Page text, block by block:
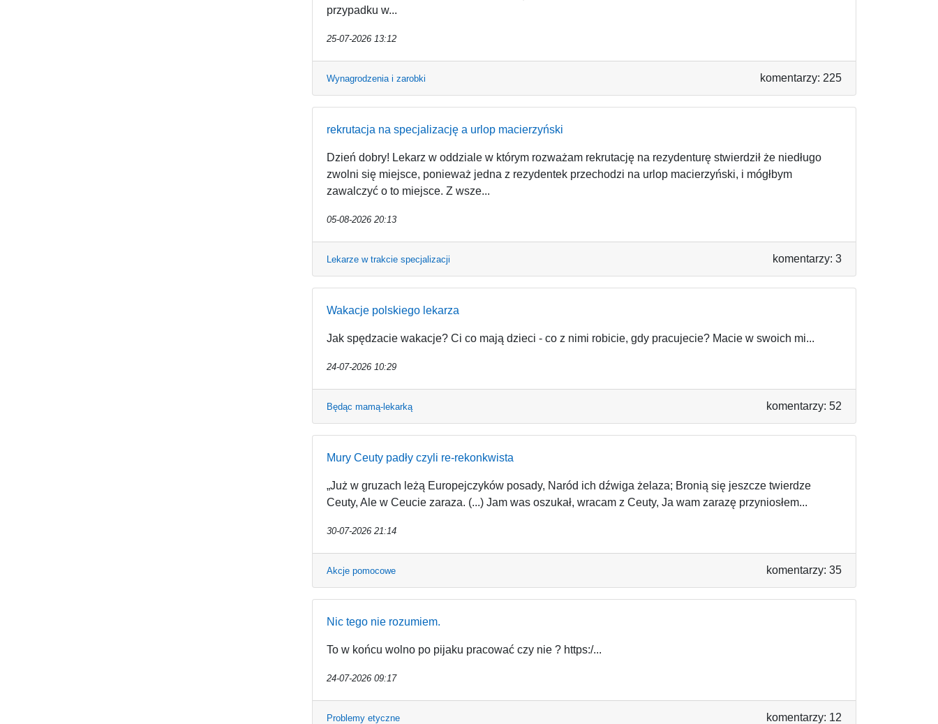
przypadku w...
25-07-2026 13:12
Wynagrodzenia i zarobki komentarzy: 225
rekrutacja na specjalizację a urlop macierzyński
Dzień dobry! Lekarz w oddziale w którym rozważam rekrutację na rezydenturę stwierdził że niedługo
zwolni się miejsce, ponieważ jedna z rezydentek przechodzi na urlop macierzyński, i mógłbym
zawalczyć o to miejsce. Z wsze...
05-08-2026 20:13
Lekarze w trakcie specjalizacji komentarzy: 3
Wakacje polskiego lekarza
Jak spędzacie wakacje? Ci co mają dzieci - co z nimi robicie, gdy pracujecie? Macie w swoich mi...
24-07-2026 10:29
Będąc mamą-lekarką komentarzy: 52
Mury Ceuty padły czyli re-rekonkwista
„Już w gruzach leżą Europejczyków posady, Naród ich dźwiga żelaza; Bronią się jeszcze twierdze
Ceuty, Ale w Ceucie zaraza. (...) Jam was oszukał, wracam z Ceuty, Ja wam zarazę przyniosłem...
30-07-2026 21:14
Akcje pomocowe komentarzy: 35
Nic tego nie rozumiem.
To w końcu wolno po pijaku pracować czy nie ? https:/...
24-07-2026 09:17
Problemy etyczne komentarzy: 12